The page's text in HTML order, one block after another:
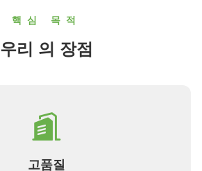
핵심 목적
우리 의 장점
고품질